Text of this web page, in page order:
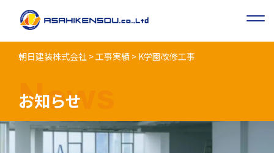
朝日建装株式会社 >工事実績 > K学園改修⼯事
News
お知らせ